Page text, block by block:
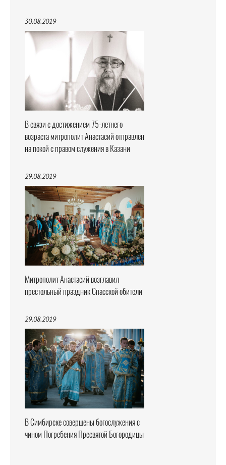
30.08.2019
В связи с достижением 75-летнего
возраста митрополит Анастасий отправлен
на покой с правом служения в Казани
29.08.2019
Митрополит Анастасий возглавил
престольный праздник Спасской обители
29.08.2019
В Симбирске совершены богослужения с
чином Погребения Пресвятой Богородицы